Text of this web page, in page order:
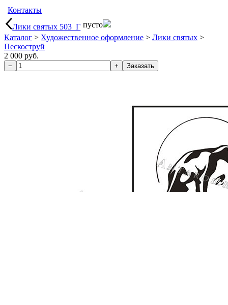
Контакты
Лики святых 503_Г пусто
Каталог > Художественное оформление > Лики святых >
Пескоструй
2 000 руб.